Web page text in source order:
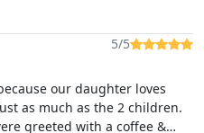
5/5
our daughter loves
as much as the 2 children.
greeted with a coffee &